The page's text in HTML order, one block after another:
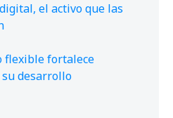
el activo que las
flexible fortalece
desarrollo